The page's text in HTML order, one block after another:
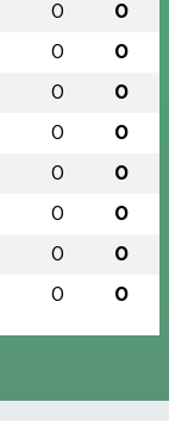
0 0
0 0
0 0
0 0
0 0
0 0
0 0
0 0